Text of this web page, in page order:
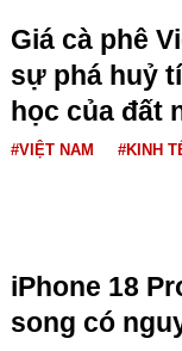
Giá cà phê
sự phá huỷ
học của đất
#VIỆT NAM #KINH
iPhone 18
song có